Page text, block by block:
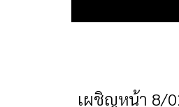
เผชิญหน้า 8/